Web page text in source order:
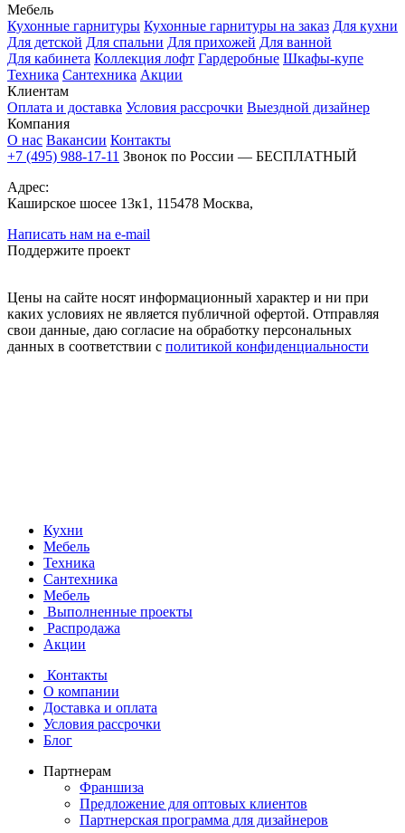
Мебель
Кухонные гарнитуры Кухонные гарнитуры на заказ Для кухни
Для детской Для спальни Для прихожей Для ванной
Для кабинета Коллекция лофт Гардеробные Шкафы-купе
Техника Сантехника Акции
Клиентам
Оплата и доставка Условия рассрочки Выездной дизайнер
Компания
О нас Вакансии Контакты
+7 (495) 988-17-11 Звонок по России — БЕСПЛАТНЫЙ
Адрес:
Каширское шосее 13к1, 115478 Москва,
Написать нам на e-mail
Поддержите проект
Цены на сайте носят информационный характер и ни при
каких условиях не является публичной офертой. Отправляя
свои данные, даю согласие на обработку персональных
данных в соответствии с политикой конфиденциальности
Кухни
Мебель
Техника
Сантехника
Мебель
Выполненные проекты
Распродажа
Акции
Контакты
О компании
Доставка и оплата
Условия рассрочки
Блог
Партнерам
Франшиза
Предложение для оптовых клиентов
Партнерская программа для дизайнеров